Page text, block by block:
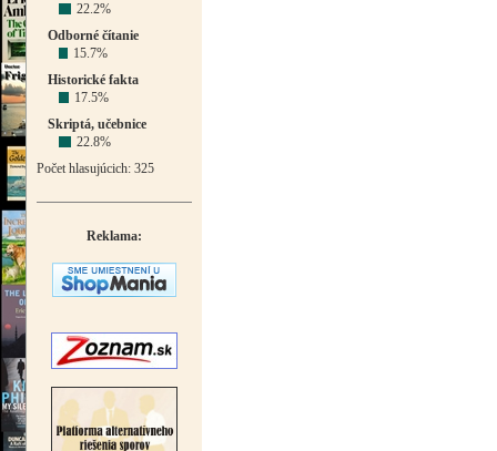
22.2%
Odborné čítanie
15.7%
Historické fakta
17.5%
Skriptá, učebnice
22.8%
Počet hlasujúcich: 325
Reklama: